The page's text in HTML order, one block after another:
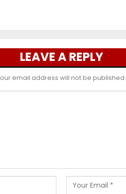
LEAVE A REPLY
email address will not be published.